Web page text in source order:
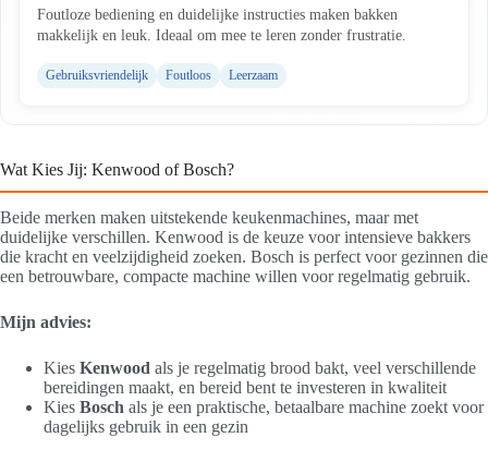
Foutloze bediening en duidelijke instructies maken bakken
makkelijk en leuk. Ideaal om mee te leren zonder frustratie.
Gebruiksvriendelijk Foutloos Leerzaam
Wat Kies Jij: Kenwood of Bosch?
Beide merken maken uitstekende keukenmachines, maar met
duidelijke verschillen. Kenwood is de keuze voor intensieve bakkers
die kracht en veelzijdigheid zoeken. Bosch is perfect voor gezinnen die
een betrouwbare, compacte machine willen voor regelmatig gebruik.
Mijn advies:
Kies Kenwood als je regelmatig brood bakt, veel verschillende
bereidingen maakt, en bereid bent te investeren in kwaliteit
Kies Bosch als je een praktische, betaalbare machine zoekt voor
dagelijks gebruik in een gezin